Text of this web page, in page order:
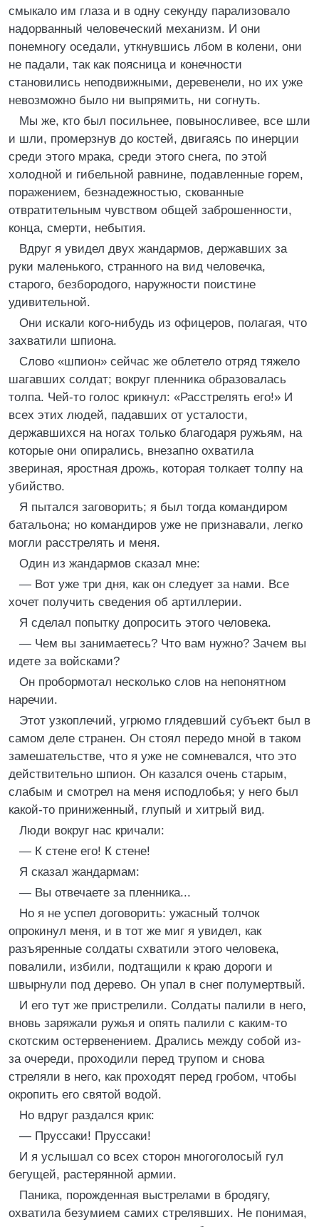
смыкало им глаза и в одну секунду парализовало
надорванный человеческий механизм. И они
понемногу оседали, уткнувшись лбом в колени, они
не падали, так как поясница и конечности
становились неподвижными, деревенели, но их уже
невозможно было ни выпрямить, ни согнуть.
Мы же, кто был посильнее, повыносливее, все шли
и шли, промерзнув до костей, двигаясь по инерции
среди этого мрака, среди этого снега, по этой
холодной и гибельной равнине, подавленные горем,
поражением, безнадежностью, скованные
отвратительным чувством общей заброшенности,
конца, смерти, небытия.
Вдруг я увидел двух жандармов, державших за
руки маленького, странного на вид человечка,
старого, безбородого, наружности поистине
удивительной.
Они искали кого-нибудь из офицеров, полагая, что
захватили шпиона.
Слово «шпион» сейчас же облетело отряд тяжело
шагавших солдат; вокруг пленника образовалась
толпа. Чей-то голос крикнул: «Расстрелять его!» И
всех этих людей, падавших от усталости,
державшихся на ногах только благодаря ружьям, на
которые они опирались, внезапно охватила
звериная, яростная дрожь, которая толкает толпу на
убийство.
Я пытался заговорить; я был тогда командиром
батальона; но командиров уже не признавали, легко
могли расстрелять и меня.
Один из жандармов сказал мне:
— Вот уже три дня, как он следует за нами. Все
хочет получить сведения об артиллерии.
Я сделал попытку допросить этого человека.
— Чем вы занимаетесь? Что вам нужно? Зачем вы
идете за войсками?
Он пробормотал несколько слов на непонятном
наречии.
Этот узкоплечий, угрюмо глядевший субъект был в
самом деле странен. Он стоял передо мной в таком
замешательстве, что я уже не сомневался, что это
действительно шпион. Он казался очень старым,
слабым и смотрел на меня исподлобья; у него был
какой-то приниженный, глупый и хитрый вид.
Люди вокруг нас кричали:
— К стене его! К стене!
Я сказал жандармам:
— Вы отвечаете за пленника...
Но я не успел договорить: ужасный толчок
опрокинул меня, и в тот же миг я увидел, как
разъяренные солдаты схватили этого человека,
повалили, избили, подтащили к краю дороги и
швырнули под дерево. Он упал в снег полумертвый.
И его тут же пристрелили. Солдаты палили в него,
вновь заряжали ружья и опять палили с каким-то
скотским остервенением. Дрались между собой из-
за очереди, проходили перед трупом и снова
стреляли в него, как проходят перед гробом, чтобы
окропить его святой водой.
Но вдруг раздался крик:
— Пруссаки! Пруссаки!
И я услышал со всех сторон многоголосый гул
бегущей, растерянной армии.
Паника, порожденная выстрелами в бродягу,
охватила безумием самих стрелявших. Не понимая,